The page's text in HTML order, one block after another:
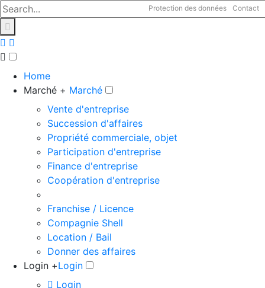
Protection des données Contact
Home
Marché + Marché
Vente d'entreprise
Succession d'affaires
Propriété commerciale, objet
Participation d'entreprise
Finance d'entreprise
Coopération d'entreprise
Franchise / Licence
Compagnie Shell
Location / Bail
Donner des affaires
Login +Login
Login